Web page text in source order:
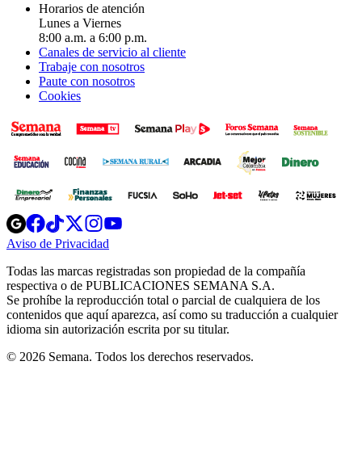
Horarios de atención
Lunes a Viernes
8:00 a.m. a 6:00 p.m.
Canales de servicio al cliente
Trabaje con nosotros
Paute con nosotros
Cookies
Opens
in
new
Opens
in
new
Opens
in
new
window
Opens
new
windowwindow
Aviso de Privacidad
new
window
Todas las marcas registradas son propiedad de la compañía
respectiva o de PUBLICACIONES SEMANA S.A.
Se prohíbe la reproducción total o parcial de cualquiera de los
contenidos que aquí aparezca, así como su traducción a cualquier
idioma sin autorización escrita por su titular.
© 2026 Semana. Todos los derechos reservados.